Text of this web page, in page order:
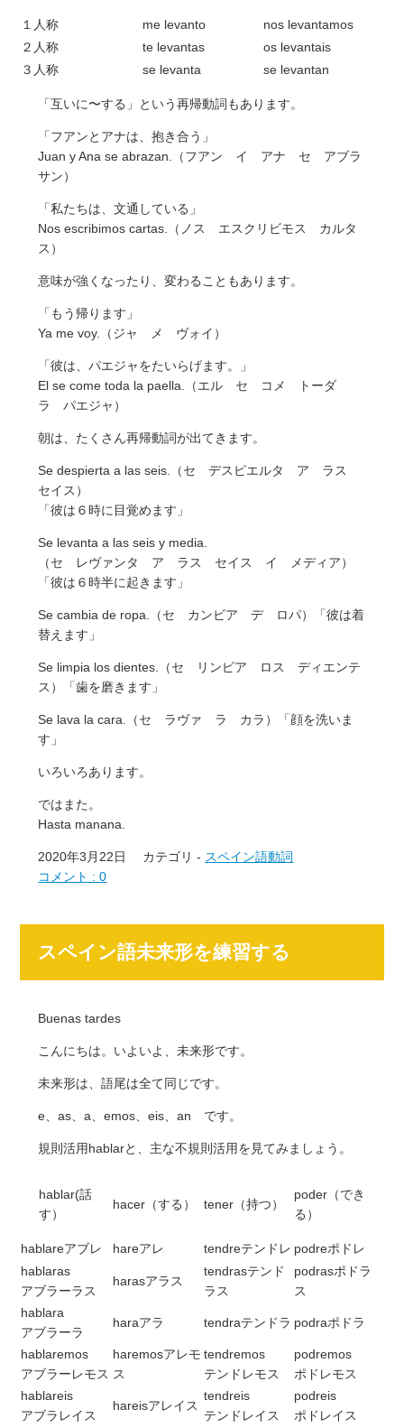
１人称 me levanto
nos levantamos
２人称
te levantas
os levantais
３人称
se levanta se levantan
「互いに〜する」という再帰動詞もあります。
「フアンとアナは、抱き合う」
Juan y Ana se abrazan.（フアン イ アナ セ アブラ
サン）
「私たちは、文通している」
Nos escribimos cartas.（ノス エスクリビモス カルタ
ス）
意味が強くなったり、変わることもあります。
「もう帰ります」
Ya me voy.（ジャ メ ヴォイ）
「彼は、パエジャをたいらげます。」
El se come toda la paella.（エル セ コメ トーダ
ラ パエジャ）
朝は、たくさん再帰動詞が出てきます。
Se despierta a las seis.（セ デスピエルタ ア ラス
セイス）
「彼は６時に目覚めます」
Se levanta a las seis y media.
（セ レヴァンタ ア ラス セイス イ メディア）
「彼は６時半に起きます」
Se cambia de ropa.（セ カンビア デ ロパ）「彼は着
替えます」
Se limpia los dientes.（セ リンピア ロス ディエンテ
ス）「歯を磨きます」
Se lava la cara.（セ ラヴァ ラ カラ）「顔を洗いま
す」
いろいろあります。
ではまた。
Hasta manana.
2020年3月22日 カテゴリ - スペイン語動詞
コメント : 0
スペイン語未来形を練習する
Buenas tardes
こんにちは。いよいよ、未来形です。
未来形は、語尾は全て同じです。
e、as、a、emos、eis、an です。
規則活用hablarと、主な不規則活用を見てみましょう。
hablar(話
す）
hacer（する） tener（持つ）
poder（でき
る）
hablareアブレ hareアレ tendreテンドレ podreポドレ
hablaras
アブラーラス
harasアラス
tendrasテンド
ラス
podrasポドラ
ス
hablara
アブラーラ
haraアラ tendraテンドラ podraポドラ
hablaremos
アブラーレモス
haremosアレモ
ス
tendremos
テンドレモス
podremos
ポドレモス
hablareis
アブラレイス
hareisアレイス
tendreis
テンドレイス
podreis
ポドレイス